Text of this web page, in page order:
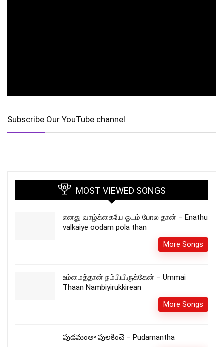
Subscribe Our YouTube channel
MOST VIEWED SONGS
எனது வாழ்க்கையே ஓடம் போல தான் – Enathu
valkaiye oodam pola than
More Songs
உம்மைத்தான் நம்பியிருக்கேன் – Ummai
Thaan Nambiyirukkirean
More Songs
పుడమంతా పులకించె – Pudamantha